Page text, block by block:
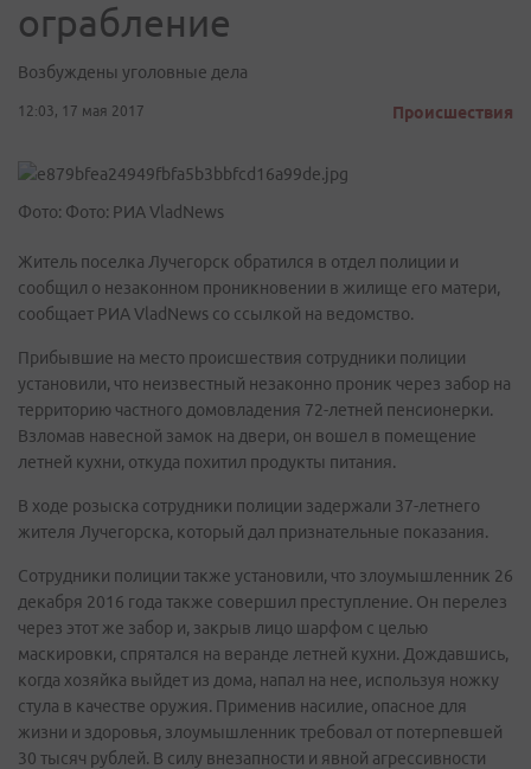
ограбление
Возбуждены уголовные дела
12:03, 17 мая 2017 Происшествия
Фото: Фото: РИА VladNews
Житель поселка Лучегорск обратился в отдел полиции и
сообщил о незаконном проникновении в жилище его матери,
сообщает РИА VladNews со ссылкой на ведомство.
Прибывшие на место происшествия сотрудники полиции
установили, что неизвестный незаконно проник через забор на
территорию частного домовладения 72-летней пенсионерки.
Взломав навесной замок на двери, он вошел в помещение
летней кухни, откуда похитил продукты питания.
В ходе розыска сотрудники полиции задержали 37-летнего
жителя Лучегорска, который дал признательные показания.
Сотрудники полиции также установили, что злоумышленник 26
декабря 2016 года также совершил преступление. Он перелез
через этот же забор и, закрыв лицо шарфом с целью
маскировки, спрятался на веранде летней кухни. Дождавшись,
когда хозяйка выйдет из дома, напал на нее, используя ножку
стула в качестве оружия. Применив насилие, опасное для
жизни и здоровья, злоумышленник требовал от потерпевшей
30 тысяч рублей. В силу внезапности и явной агрессивности